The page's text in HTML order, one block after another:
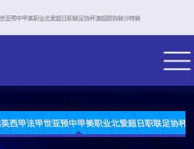
世亚预中甲美职业北爱超日职联足协杯澳超欧协联沙特联
西甲法甲世亚预中甲美职业北爱超日职联足协杯